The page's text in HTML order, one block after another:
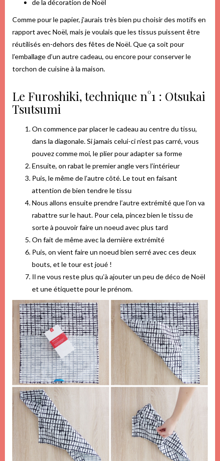
de la décoration de Noël
Comme pour le papier, j’aurais très bien pu choisir des motifs en
rapport avec Noël, mais je voulais que les tissus puissent être
réutilisés en-dehors des fêtes de Noël. Que ça soit pour
l’emballage d’un autre cadeau, ou encore pour conserver le
torchon de cuisine à la maison.
Le Furoshiki, technique n°1 : Otsukai
Tsutsumi
On commence par placer le cadeau au centre du tissu,
dans la diagonale. Si jamais celui-ci n’est pas carré, vous
pouvez comme moi, le plier pour adapter sa forme
Ensuite, on rabat le premier angle vers l’intérieur
Puis, le même de l’autre côté. Le tout en faisant
attention de bien tendre le tissu
Nous allons ensuite prendre l’autre extrémité que l’on va
rabattre sur le haut. Pour cela, pincez bien le tissu de
sorte à pouvoir faire un noeud avec plus tard
On fait de même avec la dernière extrémité
Puis, on vient faire un noeud bien serré avec ces deux
bouts, et le tour est joué !
Il ne vous reste plus qu’à ajouter un peu de déco de Noël
et une étiquette pour le prénom.